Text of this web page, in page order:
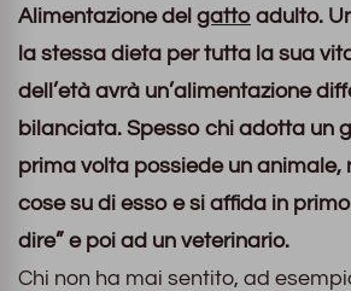
Alimentazione del gatto adulto.
la stessa dieta per tutta la sua
dell’età avrà un’alimentazione
bilanciata. Spesso chi adotta un
prima volta possiede un animale,
cose su di esso e si affida in
dire” e poi ad un veterinario.
Chi non ha mai sentito, ad